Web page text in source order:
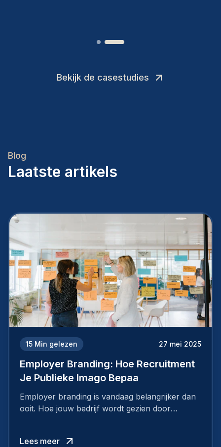
Bekijk de casestudies
Blog
Laatste artikels
15 Min gelezen 27 mei 2025
Employer Branding: Hoe Recruitment
Je Publieke Imago Bepaa
Employer branding is vandaag belangrijker dan
ooit. Hoe jouw bedrijf wordt gezien door
Lees meer